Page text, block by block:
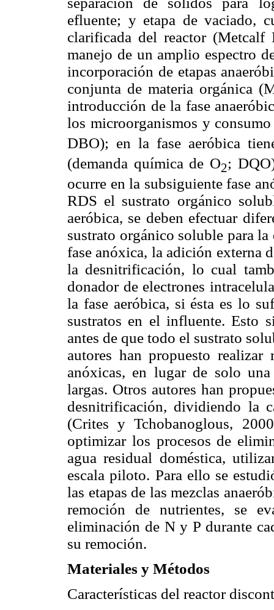
efluente; y etapa de vaciado,
clarificada del reactor (Metcalf
manejo de un amplio espectro
incorporación de etapas
conjunta de materia orgánica
introducción de la fase
los microorganismos y
DBO); en la fase aeróbica
(demanda química de O2;
ocurre en la subsiguiente fase
RDS el sustrato orgánico
aeróbica, se deben efectuar
sustrato orgánico soluble para
fase anóxica, la adición externa
la desnitrificación, lo cual
donador de electrones
la fase aeróbica, si ésta es lo
sustratos en el influente. Esto
antes de que todo el sustrato
autores han propuesto realizar
anóxicas, en lugar de solo
largas. Otros autores han
desnitrificación, dividiendo la
(Crites y Tchobanoglous,
optimizar los procesos de
agua residual doméstica,
escala piloto. Para ello se
las etapas de las mezclas
remoción de nutrientes, se
eliminación de N y P durante
su remoción.
Materiales y Métodos
Características del reactor